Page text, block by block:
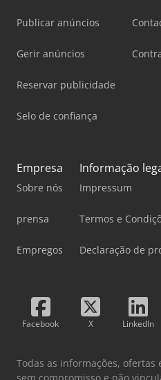
Publicar anúncios
Gerir anúncios
Reservar publicidade
Selo de confiança
Empresa
Sobre nós
prensa
Empregos
Informação
Impressum
Termos e
Declaração de
Facebook X LinkedIn
Todas as informações, ofertas